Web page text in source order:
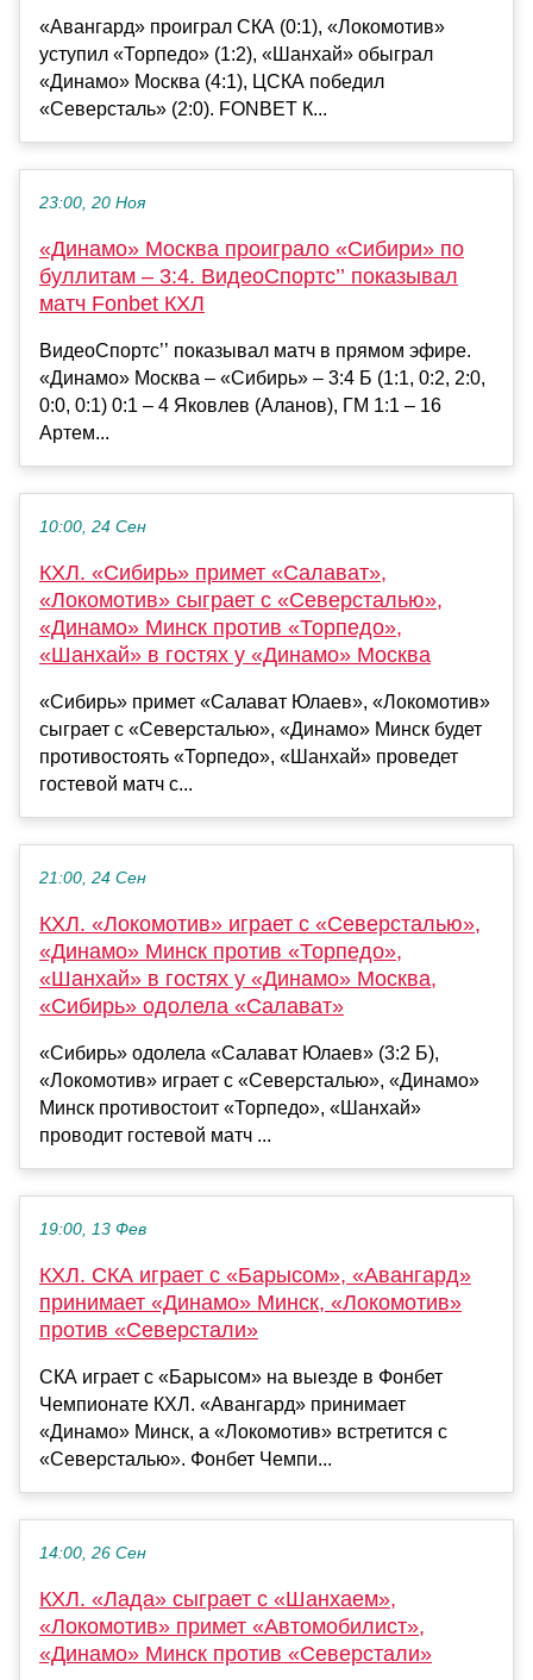
«Авангард» проиграл СКА (0:1), «Локомотив»
уступил «Торпедо» (1:2), «Шанхай» обыграл
«Динамо» Москва (4:1), ЦСКА победил
«Северсталь» (2:0). FONBET К...
23:00, 20 Ноя
«Динамо» Москва проиграло «Сибири» по
буллитам – 3:4. ВидеоСпортс’’ показывал
матч Fonbet КХЛ
ВидеоСпортс’’ показывал матч в прямом эфире.
«Динамо» Москва – «Сибирь» – 3:4 Б (1:1, 0:2, 2:0,
0:0, 0:1) 0:1 – 4 Яковлев (Аланов), ГМ 1:1 – 16
Артем...
10:00, 24 Сен
КХЛ. «Сибирь» примет «Салават»,
«Локомотив» сыграет с «Северсталью»,
«Динамо» Минск против «Торпедо»,
«Шанхай» в гостях у «Динамо» Москва
«Сибирь» примет «Салават Юлаев», «Локомотив»
сыграет с «Северсталью», «Динамо» Минск будет
противостоять «Торпедо», «Шанхай» проведет
гостевой матч с...
21:00, 24 Сен
КХЛ. «Локомотив» играет с «Северсталью»,
«Динамо» Минск против «Торпедо»,
«Шанхай» в гостях у «Динамо» Москва,
«Сибирь» одолела «Салават»
«Сибирь» одолела «Салават Юлаев» (3:2 Б),
«Локомотив» играет с «Северсталью», «Динамо»
Минск противостоит «Торпедо», «Шанхай»
проводит гостевой матч ...
19:00, 13 Фев
КХЛ. СКА играет с «Барысом», «Авангард»
принимает «Динамо» Минск, «Локомотив»
против «Северстали»
СКА играет с «Барысом» на выезде в Фонбет
Чемпионате КХЛ. «Авангард» принимает
«Динамо» Минск, а «Локомотив» встретится с
«Северсталью». Фонбет Чемпи...
14:00, 26 Сен
КХЛ. «Лада» сыграет с «Шанхаем»,
«Локомотив» примет «Автомобилист»,
«Динамо» Минск против «Северстали»